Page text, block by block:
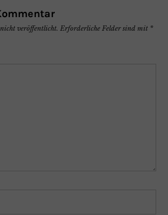
veröffentlicht. Erforderliche Felder sind mit *